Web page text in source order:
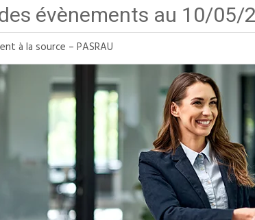
évènements au 10/05/
à la source – PASRAU